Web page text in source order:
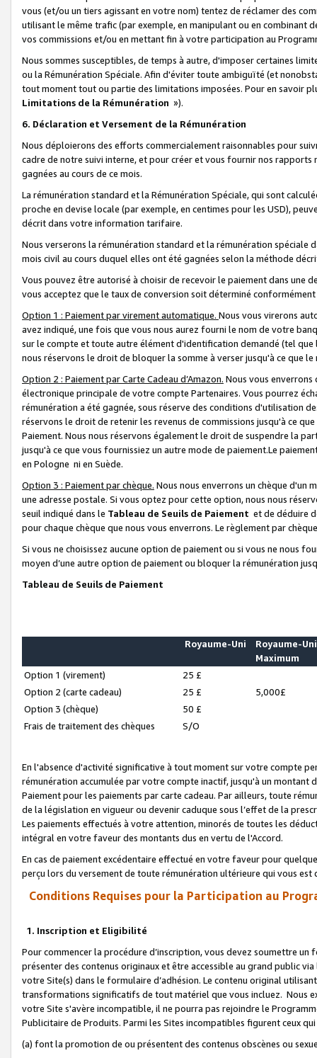
vous (et/ou un tiers agissant en votre nom) tentez de réclamer des
utilisant le même trafic (par exemple, en manipulant ou en combinant
vos commissions et/ou en mettant fin à votre participation au
Nous sommes susceptibles, de temps à autre, d'imposer certaines
ou la Rémunération Spéciale. Afin d'éviter toute ambiguïté (et
tout moment tout ou partie des limitations imposées. Pour en savoir
Limitations de la Rémunération »).
6. Déclaration et Versement de la Rémunération
Nous déploierons des efforts commercialement raisonnables pour
cadre de notre suivi interne, et pour créer et vous fournir nos
gagnées au cours de ce mois.
La rémunération standard et la Rémunération Spéciale, qui sont
proche en devise locale (par exemple, en centimes pour les USD),
décrit dans votre information tarifaire.
Nous verserons la rémunération standard et la rémunération spéciale
mois civil au cours duquel elles ont été gagnées selon la méthode
Vous pouvez être autorisé à choisir de recevoir le paiement dans une
vous acceptez que le taux de conversion soit déterminé
Option 1 : Paiement par virement automatique. Nous vous virerons
avez indiqué, une fois que vous nous aurez fourni le nom de votre
sur le compte et toute autre élément d'identification demandé (tel que
nous réservons le droit de bloquer la somme à verser jusqu'à ce que
Option 2 : Paiement par Carte Cadeau d’Amazon. Nous vous
électronique principale de votre compte Partenaires. Vous pourrez
rémunération a été gagnée, sous réserve des conditions d'utilisation
réservons le droit de retenir les revenus de commissions jusqu'à ce
Paiement. Nous nous réservons également le droit de suspendre la
jusqu'à ce que vous fournissiez un autre mode de paiement.Le
en Pologne ni en Suède.
Option 3 : Paiement par chèque. Nous nous enverrons un chèque d'un
une adresse postale. Si vous optez pour cette option, nous nous
seuil indiqué dans le Tableau de Seuils de Paiement et de déduire
pour chaque chèque que nous vous enverrons. Le règlement par
Si vous ne choisissez aucune option de paiement ou si vous ne nous
moyen d’une autre option de paiement ou bloquer la rémunération
Tableau de Seuils de Paiement
Royaume-Uni
Royaume-Uni
Maximum
Option 1 (virement)
25 £
Option 2 (carte cadeau)
25 £
5,000£
Option 3 (chèque)
50 £
Frais de traitement des chèques
S/O
En l'absence d'activité significative à tout moment sur votre compte
rémunération accumulée par votre compte inactif, jusqu'à un montant
Paiement pour les paiements par carte cadeau. Par ailleurs, toute
de la législation en vigueur ou devenir caduque sous l’effet de la
Les paiements effectués à votre attention, minorés de toutes les
intégral en votre faveur des montants dus en vertu de l'Accord.
En cas de paiement excédentaire effectué en votre faveur pour
perçu lors du versement de toute rémunération ultérieure qui vous est
Conditions Requises pour la Participation au
1. Inscription et Eligibilité
Pour commencer la procédure d’inscription, vous devez soumettre
présenter des contenus originaux et être accessible au grand public
votre Site(s) dans le formulaire d’adhésion. Le contenu original
transformations significatifs de tout matériel que vous incluez. Nous
votre Site s'avère incompatible, il ne pourra pas rejoindre le
Publicitaire de Produits. Parmi les Sites incompatibles figurent ceux
(a) font la promotion de ou présentent des contenus obscènes ou